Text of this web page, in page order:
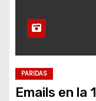
PARIDAS
Emails en la